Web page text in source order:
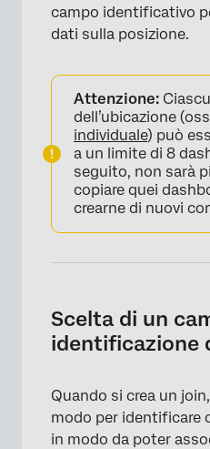
FAQs
campo identificativo
dati sulla posizione.
Attenzione:
dell’ubicazione
individuale) può
a un limite di 8
seguito, non sarà
copiare quei
crearne di nuovi
Scelta di un
identificazione
Quando si crea un
modo per identificare
in modo da poter